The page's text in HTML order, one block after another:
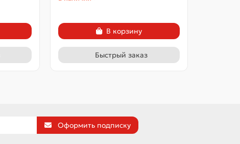
В корзину
Быстрый заказ
Оформить подписку